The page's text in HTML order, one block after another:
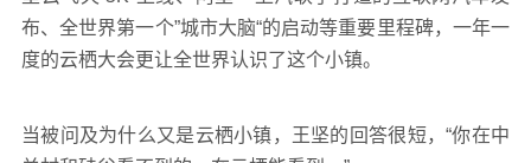
布、全世界第一个”城市大脑“的启动等重要里程碑，一年一
度的云栖大会更让全世界认识了这个小镇。
当被问及为什么又是云栖小镇，王坚的回答很短，“你在中